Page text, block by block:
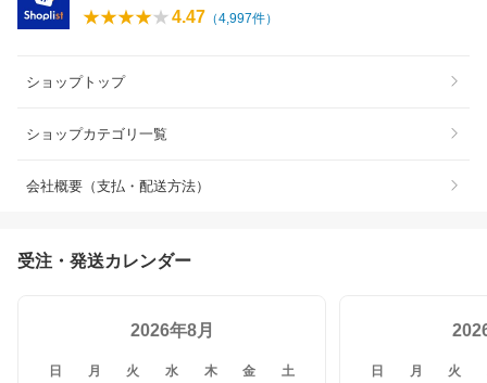
4.47 （4,997件）
ショップトップ
ショップカテゴリ一覧
会社概要（支払・配送方法）
受注・発送カレンダー
2026年8月
日 月 火 水 木 金 土 日 月 火